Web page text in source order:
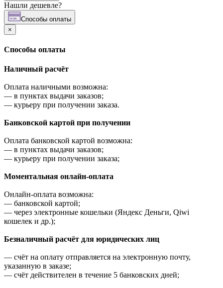
Нашли дешевле?
Cпособы оплаты
×
Cпособы оплаты
Наличный расчёт
Оплата наличными возможна:
— в пунктах выдачи заказов;
— курьеру при получении заказа.
Банковской картой при получении
Оплата банковской картой возможна:
— в пунктах выдачи заказов;
— курьеру при получении заказа;
Моментальная онлайн-оплата
Онлайн-оплата возможна:
— банковской картой;
— через электронные кошельки (Яндекс Деньги, Qiwi
кошелек и др.);
Безналичный расчёт для юридических лиц
— счёт на оплату отправляется на электронную почту,
указанную в заказе;
— счёт действителен в течение 5 банковских дней;